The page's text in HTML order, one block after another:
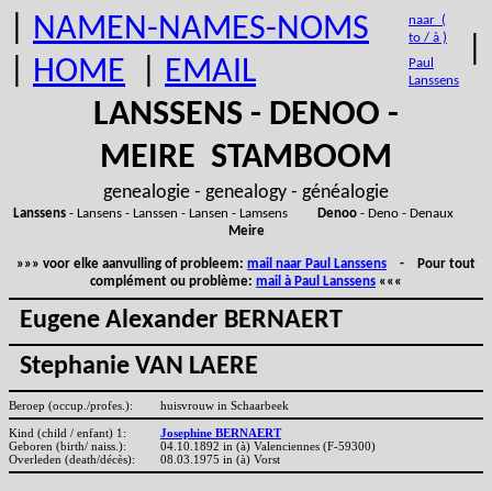
NAMEN-NAMES-NOMS
HOME EMAIL
naar (
to / à )
Paul
Lanssens
LANSSENS - DENOO -
MEIRE STAMBOOM
genealogie - genealogy - généalogie
Lanssens- Lansens - Lanssen - Lansen - Lamsens Denoo- Deno - Denaux
Meire
»»» voor elke aanvulling of probleem: mail naar Paul Lanssens - Pour tout
complément ou problème: mail à Paul Lanssens «««
Eugene Alexander BERNAERT
Stephanie VAN LAERE
Beroep (occup./profes.): huisvrouw in Schaarbeek
Kind (child / enfant) 1:
Josephine BERNAERT
Geboren (birth/ naiss.):
04.10.1892 in (à) Valenciennes (F-59300)
Overleden (death/décès):
08.03.1975 in (à) Vorst